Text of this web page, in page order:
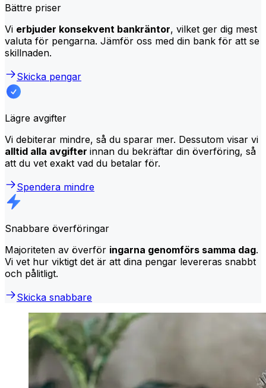
Bättre priser
Vi erbjuder konsekvent bankräntor, vilket ger dig mest
valuta för pengarna. Jämför oss med din bank för att se
skillnaden.
Skicka pengar
Lägre avgifter
Vi debiterar mindre, så du sparar mer. Dessutom visar vi
alltid alla avgifter innan du bekräftar din överföring, så
att du vet exakt vad du betalar för.
Spendera mindre
Snabbare överföringar
Majoriteten av överför ingarna genomförs samma dag.
Vi vet hur viktigt det är att dina pengar levereras snabbt
och pålitligt.
Skicka snabbare